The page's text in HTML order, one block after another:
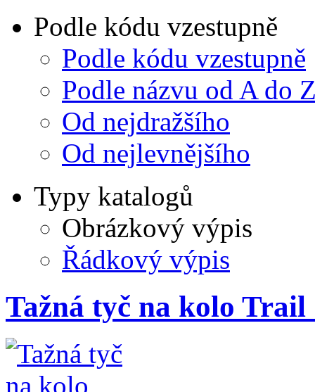
Podle kódu vzestupně
Podle kódu vzestupně
Podle názvu od A do
Od nejdražšího
Od nejlevnějšího
Typy katalogů
Obrázkový výpis
Řádkový výpis
Tažná tyč na kolo